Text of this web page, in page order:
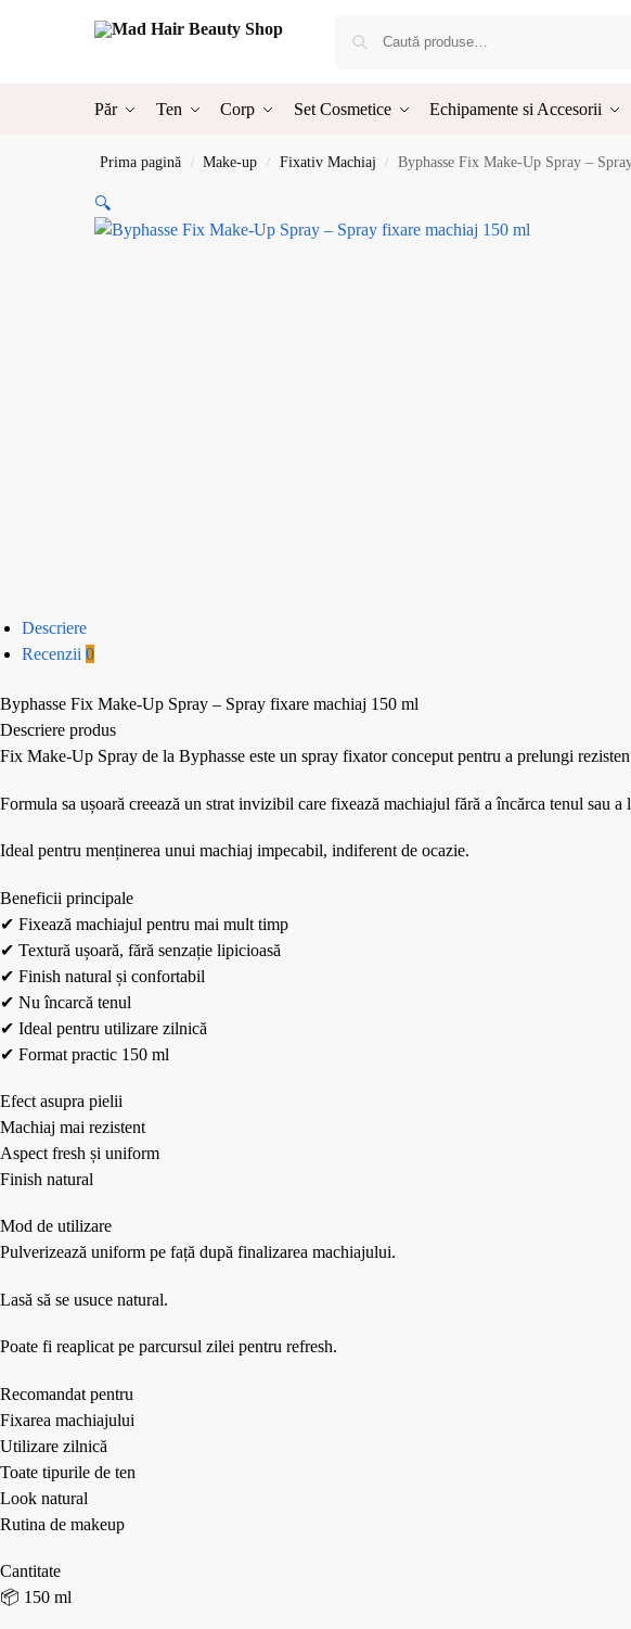
Păr Ten Corp Set Cosmetice Echipamente si Accesorii
Prima pagină / Make-up / Fixativ Machiaj / Byphasse Fix Make-Up Spray –
🔍
Descriere
Recenzii 0
Byphasse Fix Make-Up Spray – Spray fixare machiaj 150 ml
Descriere produs
Fix Make-Up Spray de la Byphasse este un spray fixator conceput pentru a prelungi
Formula sa ușoară creează un strat invizibil care fixează machiajul fără a încărca tenul
Ideal pentru menținerea unui machiaj impecabil, indiferent de ocazie.
Beneficii principale
✔ Fixează machiajul pentru mai mult timp
✔ Textură ușoară, fără senzație lipicioasă
✔ Finish natural și confortabil
✔ Nu încarcă tenul
✔ Ideal pentru utilizare zilnică
✔ Format practic 150 ml
Efect asupra pielii
Machiaj mai rezistent
Aspect fresh și uniform
Finish natural
Mod de utilizare
Pulverizează uniform pe față după finalizarea machiajului.
Lasă să se usuce natural.
Poate fi reaplicat pe parcursul zilei pentru refresh.
Recomandat pentru
Fixarea machiajului
Utilizare zilnică
Toate tipurile de ten
Look natural
Rutina de makeup
Cantitate
📦 150 ml